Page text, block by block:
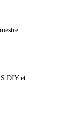
DIY et…